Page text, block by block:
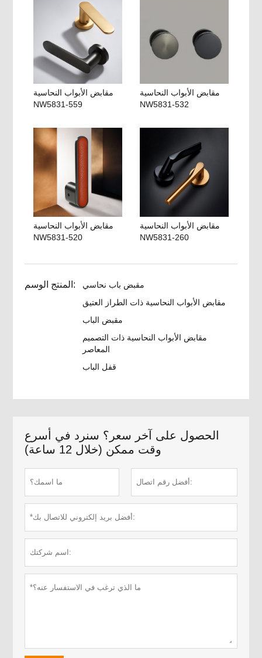
مقابض الأبواب النحاسية
NW5831-559
مقابض الأبواب النحاسية
NW5831-532
مقابض الأبواب النحاسية
NW5831-520
مقابض الأبواب النحاسية
NW5831-260
المنتج الوسم:
مقبض باب نحاسي
مقابض الأبواب النحاسية ذات الطراز العتيق
مقبض الباب
مقابض الأبواب النحاسية ذات التصميم
المعاصر
قفل الباب
الحصول على آخر سعر؟ سنرد في أسرع
وقت ممكن (خلال 12 ساعة)